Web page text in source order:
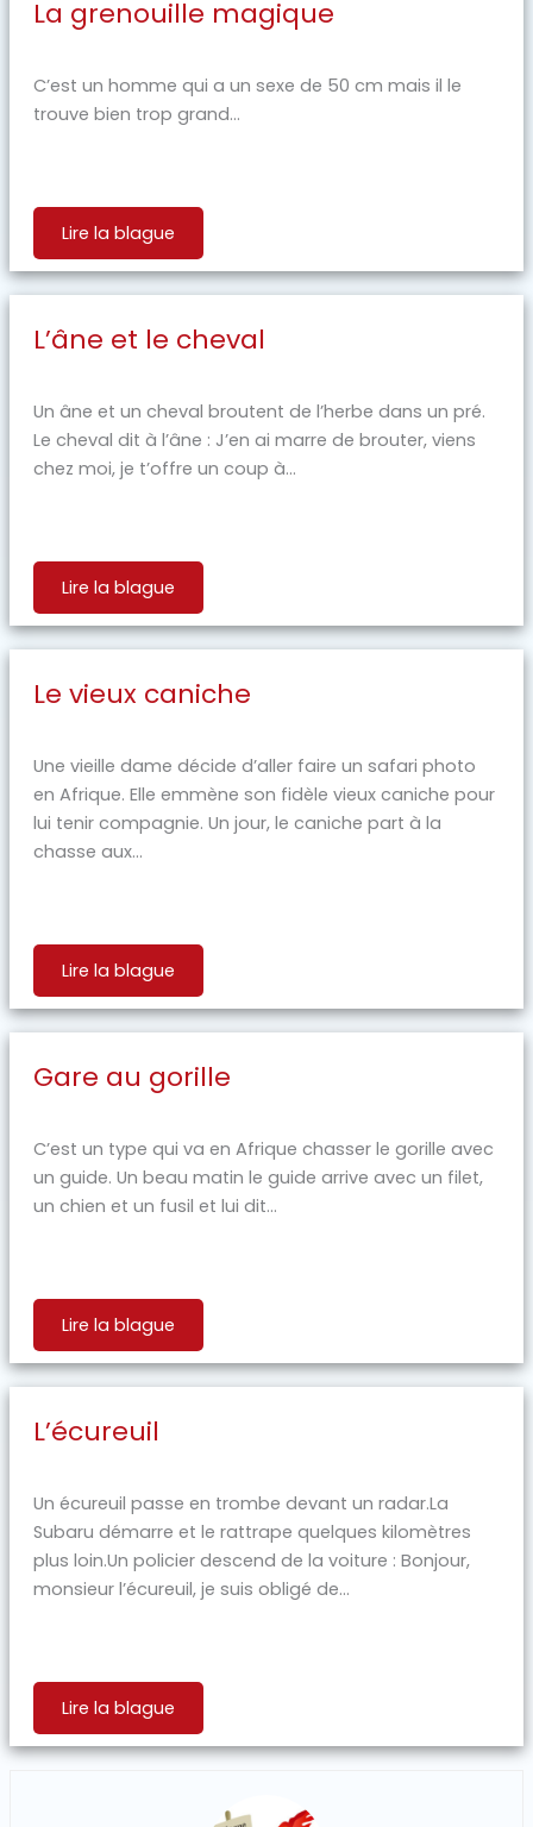
La grenouille magique
C’est un homme qui a un sexe de 50 cm mais il le
trouve bien trop grand...
Lire la blague
L’âne et le cheval
Un âne et un cheval broutent de l’herbe dans un pré.
Le cheval dit à l’âne : J’en ai marre de brouter, viens
chez moi, je t’offre un coup à...
Lire la blague
Le vieux caniche
Une vieille dame décide d’aller faire un safari photo
en Afrique. Elle emmène son fidèle vieux caniche pour
lui tenir compagnie. Un jour, le caniche part à la
chasse aux...
Lire la blague
Gare au gorille
C’est un type qui va en Afrique chasser le gorille avec
un guide. Un beau matin le guide arrive avec un filet,
un chien et un fusil et lui dit...
Lire la blague
L’écureuil
Un écureuil passe en trombe devant un radar.La
Subaru démarre et le rattrape quelques kilomètres
plus loin.Un policier descend de la voiture : Bonjour,
monsieur l’écureuil, je suis obligé de...
Lire la blague